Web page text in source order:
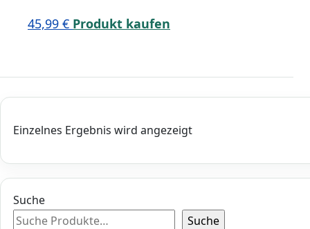
45,99 € Produkt kaufen
Einzelnes Ergebnis wird angezeigt
Suche
Suche